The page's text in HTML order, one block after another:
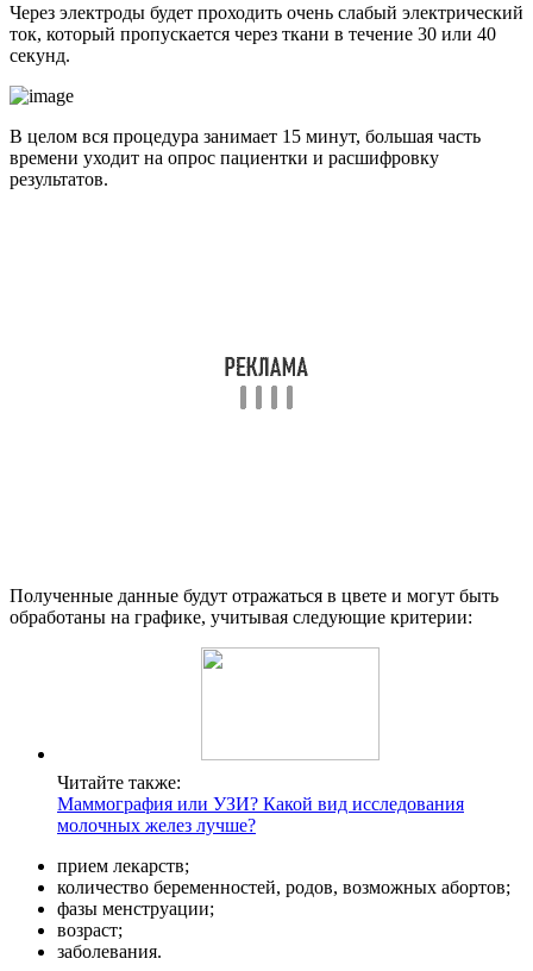
Через электроды будет проходить очень слабый электрический
ток, который пропускается через ткани в течение 30 или 40
секунд.
В целом вся процедура занимает 15 минут, большая часть
времени уходит на опрос пациентки и расшифровку
результатов.
Полученные данные будут отражаться в цвете и могут быть
обработаны на графике, учитывая следующие критерии:
Читайте также:
Маммография или УЗИ? Какой вид исследования
молочных желез лучше?
прием лекарств;
количество беременностей, родов, возможных абортов;
фазы менструации;
возраст;
заболевания.